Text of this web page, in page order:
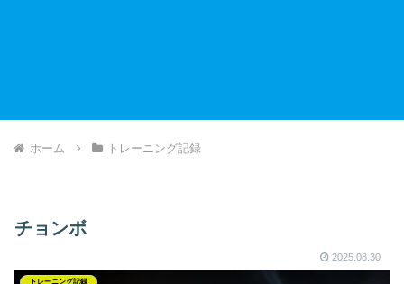
ホーム トレーニング記録
チョンボ
2025.08.30
トレーニング記録